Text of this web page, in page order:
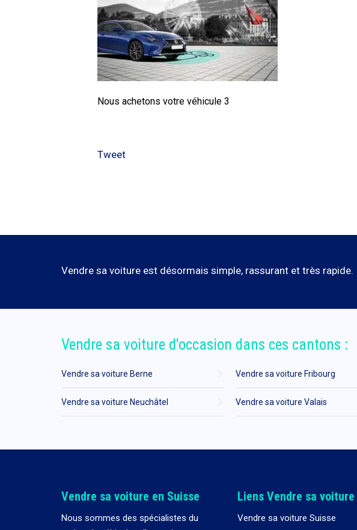
Nous achetons votre véhicule 3
Tweet
Vendre sa voiture est désormais simple, rassurant et très rapide.
Vendre sa voiture d'occasion dans ces cantons :
Vendre sa voiture Berne Vendre sa voiture Fribourg
Vendre sa voiture Neuchâtel Vendre sa voiture Valais
Vendre sa voiture en Suisse
Nous sommes des spécialistes du
Liens Vendre sa voiture
Vendre sa voiture Suisse